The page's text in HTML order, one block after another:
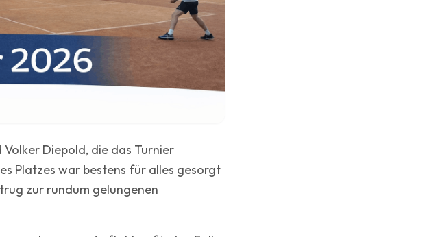
Volker Diepold, die das Turnier
Platzes war bestens für alles gesorgt
zur rundum gelungenen